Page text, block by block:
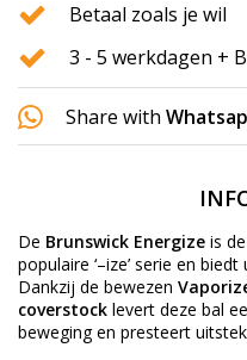
Betaal zoals je wil
3 - 5 werkdagen +
Share with
De Brunswick Energize is
populaire ‘–ize’ serie en
Dankzij de bewezen
coverstock levert deze bal
beweging en presteert